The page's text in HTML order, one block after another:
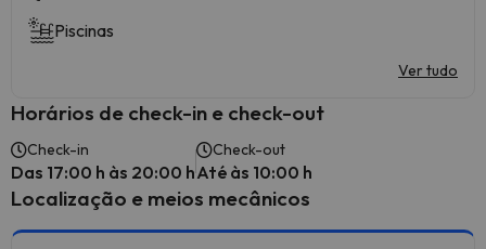
Piscinas
Ver tudo
Horários de check-in e check-out
Check-in
Das 17:00 h às 20:00 h
Check-out
Até às 10:00 h
Localização e meios mecânicos